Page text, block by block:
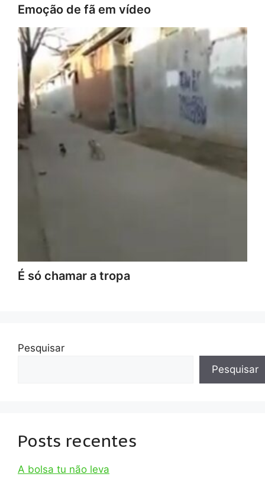
Emoção de fã em vídeo
É só chamar a tropa
Pesquisar
Pesquisar
Posts recentes
A bolsa tu não leva